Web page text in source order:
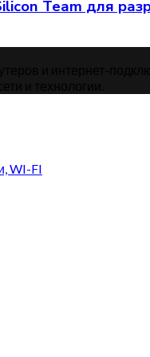
Team для
WI-FI